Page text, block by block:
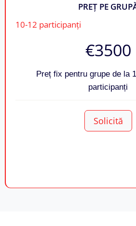
PREȚ PE
10-12 participanți
€3500
Preț fix pentru grupe de la
participanți
Solicită